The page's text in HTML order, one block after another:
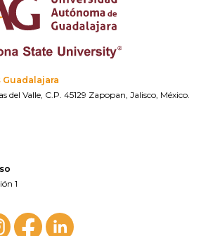
del Valle, C.P. 45129 Zapopan, Jalisco, México.
1